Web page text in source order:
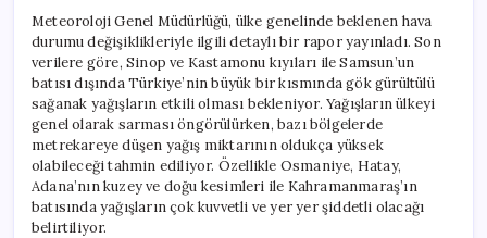
Sıcaklıklar
Düşüyor
için
Meteoroloji Genel Müdürlüğü, ülke genelinde beklenen hava
durumu değişiklikleriyle ilgili detaylı bir rapor yayınladı. Son
verilere göre, Sinop ve Kastamonu kıyıları ile Samsun’un
batısı dışında Türkiye’nin büyük bir kısmında gök gürültülü
sağanak yağışların etkili olması bekleniyor. Yağışların ülkeyi
genel olarak sarması öngörülürken, bazı bölgelerde
metrekareye düşen yağış miktarının oldukça yüksek
olabileceği tahmin ediliyor. Özellikle Osmaniye, Hatay,
Adana’nın kuzey ve doğu kesimleri ile Kahramanmaraş’ın
batısında yağışların çok kuvvetli ve yer yer şiddetli olacağı
belirtiliyor.